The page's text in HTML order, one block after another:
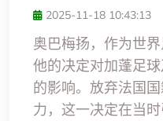
2025-11-18 10:43:13
奥巴梅扬，作为世界
他的决定对加蓬足
的影响。放弃法国
力，这一决定在当时